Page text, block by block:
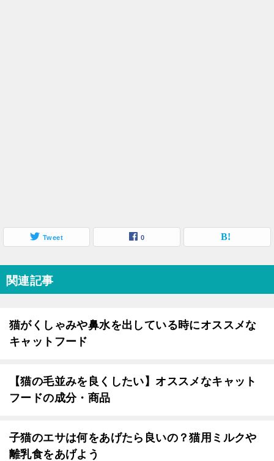
Tweet 0
関連記事
猫がくしゃみや鼻水を出している時にオススメな
キャットフード
【猫の毛並みを良くしたい】オススメなキャット
フードの成分・商品
子猫のエサは何をあげたら良いの？猫用ミルクや
離乳食をあげよう